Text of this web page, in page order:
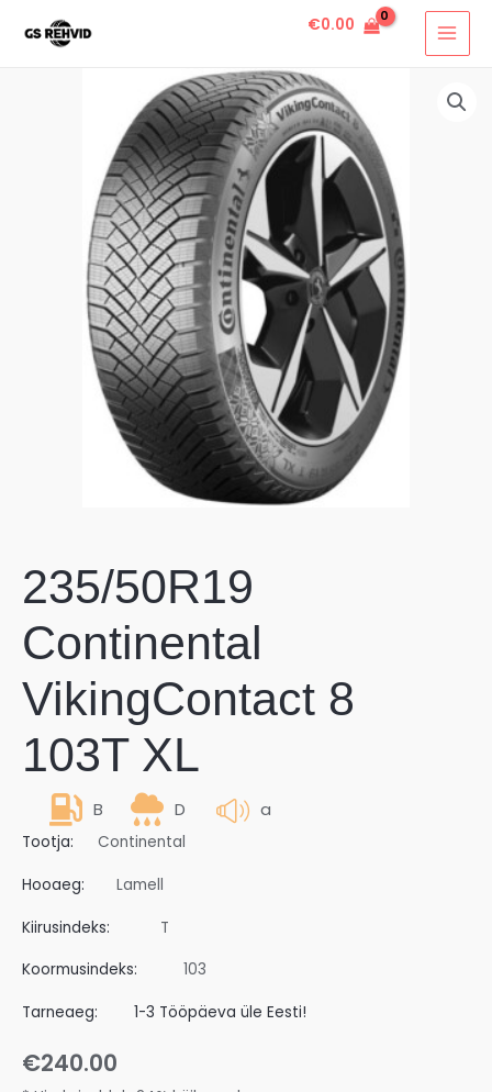
€0.00
235/50R19
Continental
VikingContact 8
103T XL
B D a
Tootja: Continental
Hooaeg: Lamell
Kiirusindeks: T
Koormusindeks: 103
Tarneaeg: 1-3 Tööpäeva üle Eesti!
€240.00